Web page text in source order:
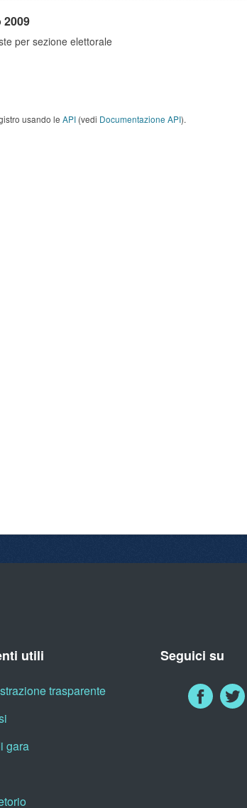
2009
per sezione elettorale
usando le API (vedi Documentazione API).
utili
trasparente
gara
Seguici su